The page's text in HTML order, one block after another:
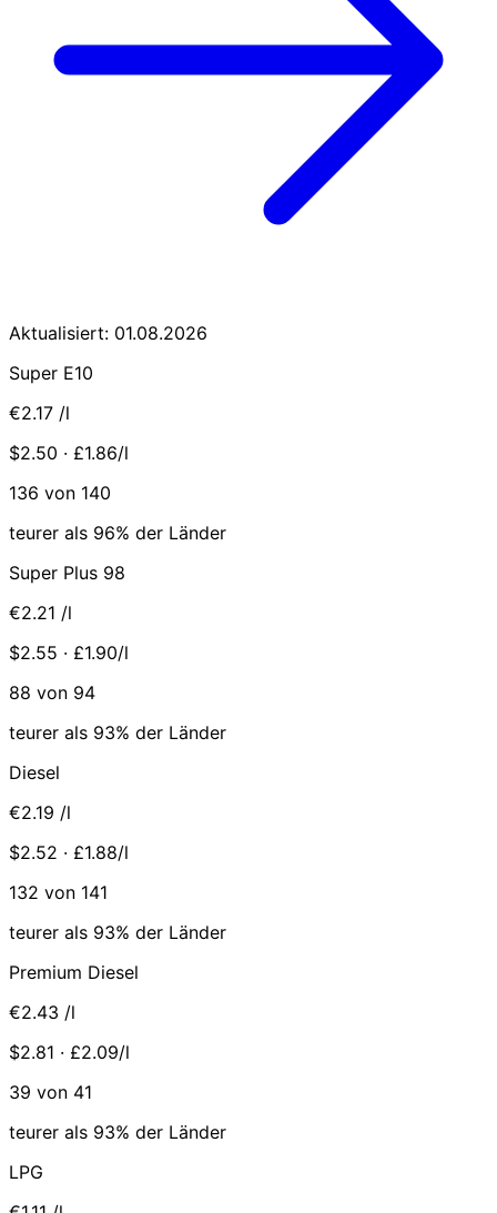
Aktualisiert: 01.08.2026
Super E10
€2.17 /l
$2.50 · £1.86/l
136 von 140
teurer als 96% der Länder
Super Plus 98
€2.21 /l
$2.55 · £1.90/l
88 von 94
teurer als 93% der Länder
Diesel
€2.19 /l
$2.52 · £1.88/l
132 von 141
teurer als 93% der Länder
Premium Diesel
€2.43 /l
$2.81 · £2.09/l
39 von 41
teurer als 93% der Länder
LPG